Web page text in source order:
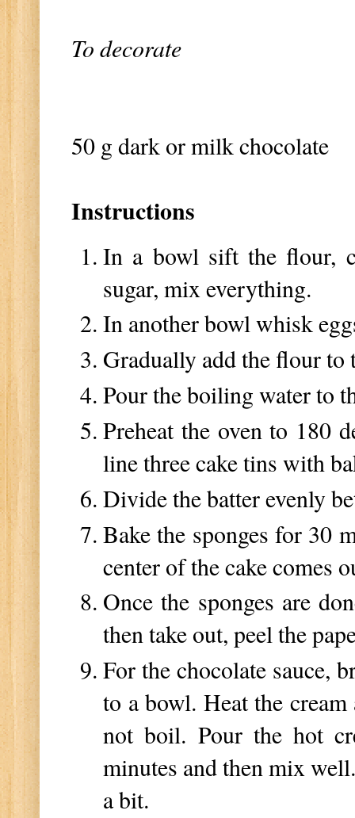
To decorate
50 g dark or milk chocolate
Instructions
In a bowl sift the flour,
sugar, mix everything.
In another bowl whisk
Gradually add the flour
Pour the boiling water to
Preheat the oven to 180
line three cake tins with
Divide the batter evenly
Bake the sponges for 30
center of the cake comes
Once the sponges are
then take out, peel the
For the chocolate sauce,
to a bowl. Heat the
not boil. Pour the hot
minutes and then mix
a bit.